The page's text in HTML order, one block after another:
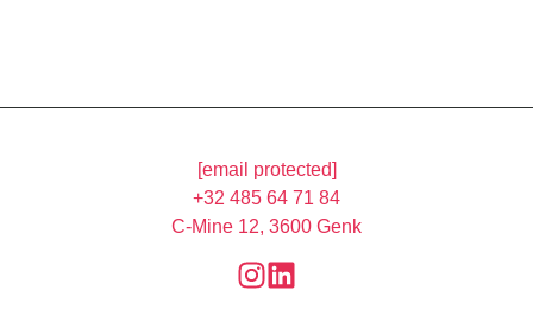
[email protected]
+32 485 64 71 84
C-Mine 12, 3600 Genk